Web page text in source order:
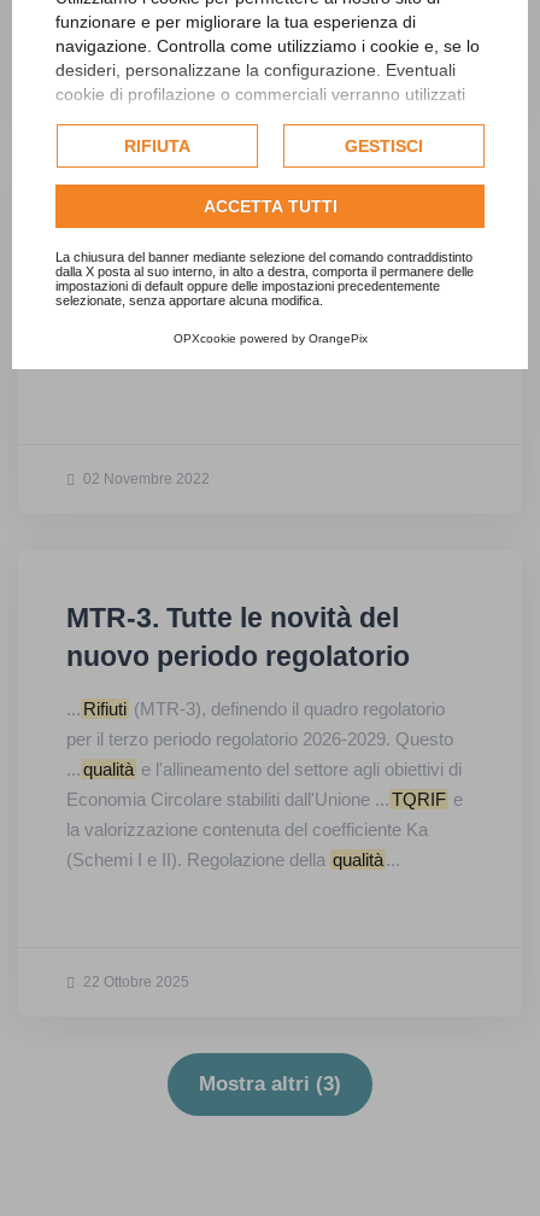
funzionare e per migliorare la tua esperienza di
navigazione. Controlla come utilizziamo i cookie e, se lo
desideri, personalizzane la configurazione. Eventuali
cookie di profilazione o commerciali verranno utilizzati
dell'utente e, se consentito, potrebbero essere utilizzati
per personalizzare gli annunci pubblicitari. Per ulteriori
informazioni su come Google utilizza i dati raccolti,
politica sulla privacy di Google
Consulta l'informativa cookie completa.
RIFIUTA GESTISCI
ACCETTA TUTTI
La chiusura del banner mediante selezione del comando contraddistinto
dalla X posta al suo interno, in alto a destra, comporta il permanere delle
impostazioni di default oppure delle impostazioni precedentemente
selezionate, senza apportare alcuna modifica.
OPXcookie powered by OrangePix
27 Marzo 2024
La Carta dei Servizi secondo il
TQRIFe il ruolo dell’E.T.C.
02 Novembre 2022
MTR-3. Tutte le novità del
nuovo periodo regolatorio
... Rifiuti (MTR-3), definendo il quadro regolatorio
per il terzo periodo regolatorio 2026-2029. Questo
...qualità e l'allineamento del settore agli obiettivi di
Economia Circolare stabiliti dall'Unione ...TQRIF e
la valorizzazione contenuta del coefficiente Ka
(Schemi I e II). Regolazione della qualità...
22 Ottobre 2025
Mostra altri (3)